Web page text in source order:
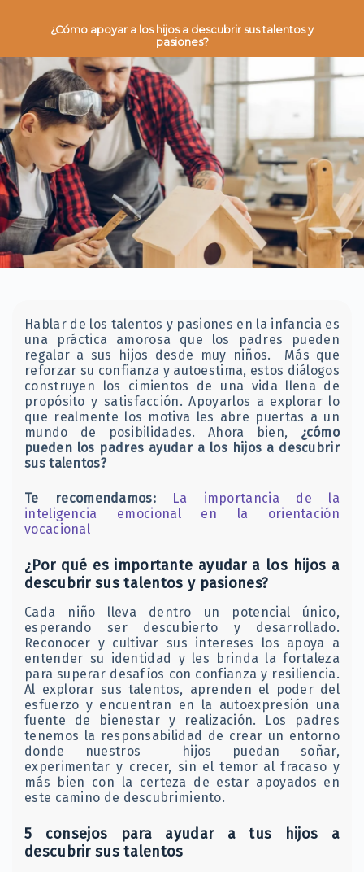
¿Cómo apoyar a los hijos a descubrir sus talentos y
pasiones?
Hablar de los talentos y pasiones en la infancia es
una práctica amorosa que los padres pueden
regalar a sus hijos desde muy niños. Más que
reforzar su confianza y autoestima, estos diálogos
construyen los cimientos de una vida llena de
propósito y satisfacción. Apoyarlos a explorar lo
que realmente los motiva les abre puertas a un
mundo de posibilidades. Ahora bien,
¿cómo
pueden los padres ayudar a los hijos a descubrir
sus talentos?
Te recomendamos:
La importancia de la
inteligencia emocional en la orientación
vocacional
¿Por qué es importante ayudar a los hijos a
descubrir sus talentos y pasiones?
Cada niño lleva dentro un potencial único,
esperando ser descubierto y desarrollado.
Reconocer y cultivar sus intereses los apoya a
entender su identidad y les brinda la fortaleza
para superar desafíos con confianza y resiliencia.
Al explorar sus talentos, aprenden el poder del
esfuerzo y encuentran en la autoexpresión una
fuente de bienestar y realización. Los padres
tenemos la responsabilidad de crear un entorno
donde nuestros hijos puedan soñar,
experimentar y crecer, sin el temor al fracaso y
más bien con la certeza de estar apoyados en
este camino de descubrimiento.
5 consejos para ayudar a tus hijos a
descubrir sus talentos